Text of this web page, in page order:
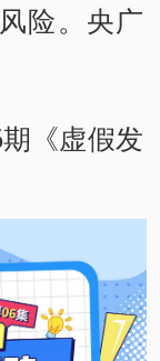
险。央广
《虚假发